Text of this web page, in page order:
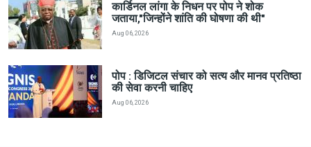
कार्डिनल लांगा के निधन पर पोप ने शोक
जताया,"जिन्होंने शांति की घोषणा की थी"
Aug 06, 2026
पोप : डिजिटल संचार को सत्य और मानव प्रतिष्ठा
की सेवा करनी चाहिए
Aug 06, 2026